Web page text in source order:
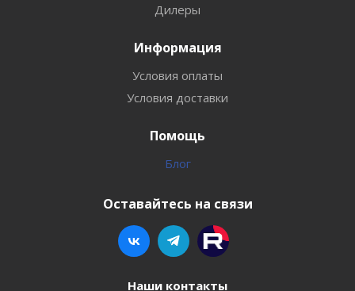
Дилеры
Информация
Условия оплаты
Условия доставки
Помощь
Блог
Оставайтесь на связи
Наши контакты